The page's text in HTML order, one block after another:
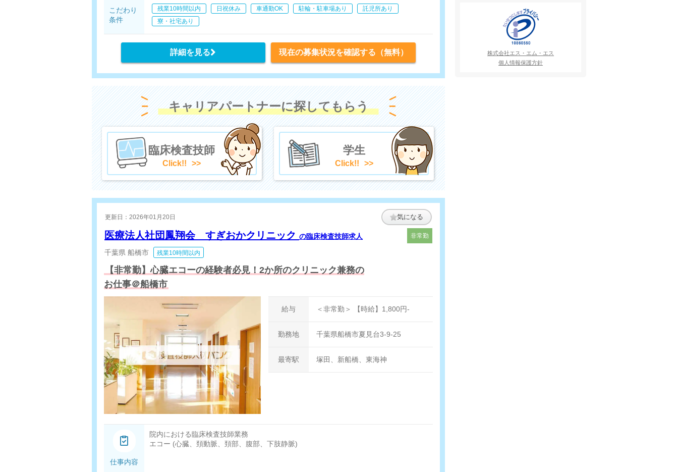
こだわり
条件
残業10時間以内 日祝休み 車通勤OK 駐輪・駐車場あり
託児所あり
寮・社宅あり
詳細を見る 現在の募集状況を確認する（無料）
キャリアパートナーに探してもらう
臨床検査技師
Click!!
学生
Click!!
更新日：2026年01月20日 気になる
医療法人社団鳳翔会 すぎおかクリニック の臨床検査技師求人 非常勤
千葉県 船橋市 残業10時間以内
【非常勤】心臓エコーの経験者必見！2か所のクリニック兼務の
お仕事＠船橋市
給与 ＜非常勤＞ 【時給】1,800円-
勤務地 千葉県船橋市夏見台3-9-25
最寄駅 塚田、新船橋、東海神
仕事内容
院内における臨床検査技師業務
エコー (心臓、頚動脈、頚部、腹部、下肢静脈)
株式会社エス・エム・エス
個人情報保護方針